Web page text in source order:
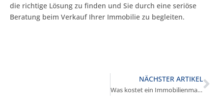
die richtige Lösung zu finden und Sie durch eine seriöse
Beratung beim Verkauf Ihrer Immobilie zu begleiten.
NÄCHSTER ARTIKEL
Was kostet ein Immobilienmakler in Krailling?